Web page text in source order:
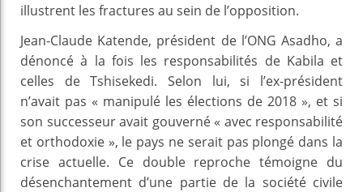
illustrent les fractures au sein de l’opposition.
Jean-Claude Katende, président de l’ONG Asadho, a
dénoncé à la fois les responsabilités de Kabila et
celles de Tshisekedi. Selon lui, si l’ex-président
n’avait pas « manipulé les élections de 2018 », et si
son successeur avait gouverné « avec responsabilité
et orthodoxie », le pays ne serait pas plongé dans la
crise actuelle. Ce double reproche témoigne du
désenchantement d’une partie de la société civile